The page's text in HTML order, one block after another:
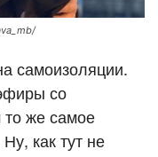
самоизоляции.
со
же самое
как тут не